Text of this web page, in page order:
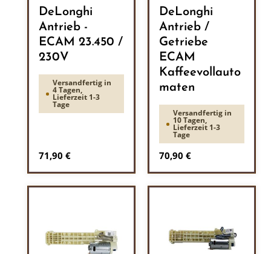
DeLonghi
Antrieb -
ECAM 23.450 /
230V
Versandfertig in
4 Tagen,
Lieferzeit 1-3
Tage
Regulärer Preis:
71,90 €
DeLonghi
Antrieb /
Getriebe
ECAM
Kaffeevollauto
maten
Versandfertig in
10 Tagen,
Lieferzeit 1-3
Tage
Regulärer Preis:
70,90 €